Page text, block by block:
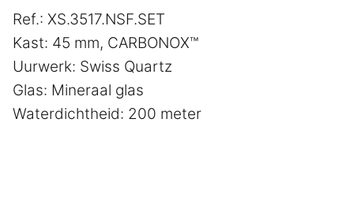
Ref.: XS.3517.NSF.SET
Kast: 45 mm, CARBONOX™
Uurwerk: Swiss Quartz
Glas: Mineraal glas
Waterdichtheid: 200 meter